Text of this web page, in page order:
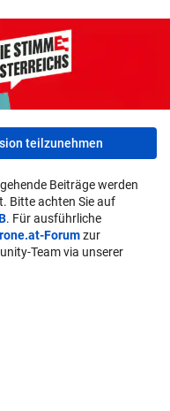
teilzunehmen
Beiträge werden
Bitte achten Sie auf
. Für ausführliche
Forumzur
Team via unserer